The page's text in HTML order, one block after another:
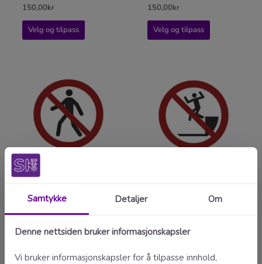
150,00kr
Velg og tilpass
150,00kr
Velg og tilpass
Gjennomgang forbudt –
ISO 7010
150,00kr
Velg og tilpass
Hopping ned forbudt –
150,00kr
Velg og tilpass